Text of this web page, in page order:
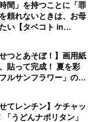
間」を持つことに「罪
頼れないときは、お母
い【タベコト in
つとあそぼ！】画用紙
貼って完成！ 夏を彩
ルサンフラワー」の作
てレンチン】ケチャッ
うどんナポリタン」